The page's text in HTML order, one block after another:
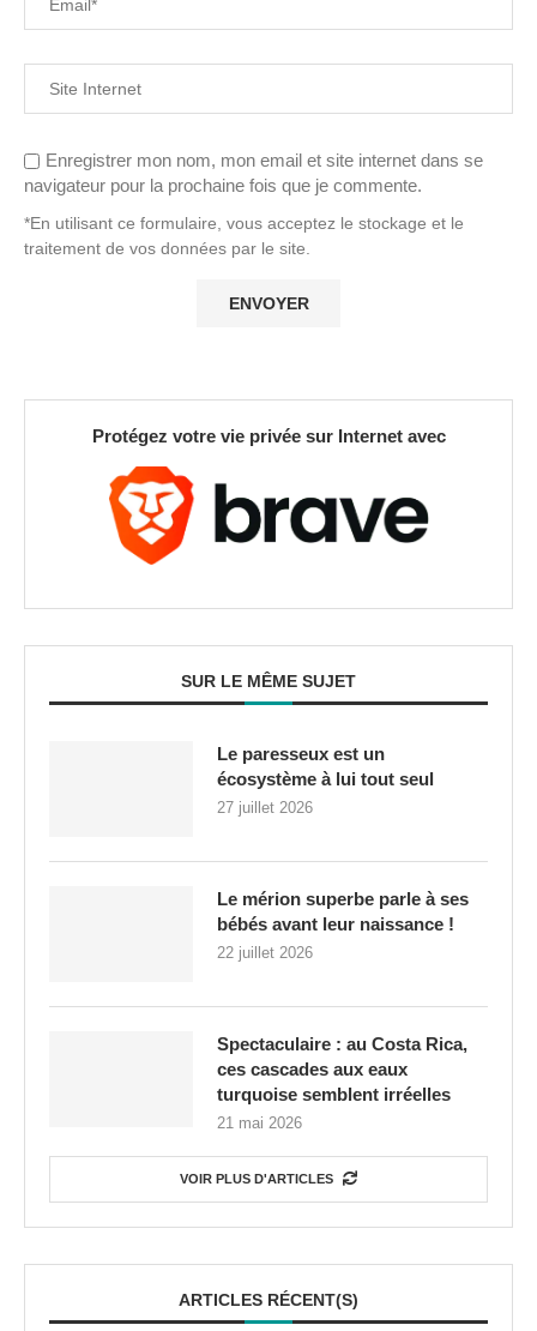
Enregistrer mon nom, mon email et site internet dans se
navigateur pour la prochaine fois que je commente.
*En utilisant ce formulaire, vous acceptez le stockage et le
traitement de vos données par le site.
Protégez votre vie privée sur Internet avec
SUR LE MÊME SUJET
Le paresseux est un
écosystème à lui tout seul
27 juillet 2026
Le mérion superbe parle à ses
bébés avant leur naissance !
22 juillet 2026
Spectaculaire : au Costa Rica,
ces cascades aux eaux
turquoise semblent irréelles
21 mai 2026
VOIR PLUS D'ARTICLES
ARTICLES RÉCENT(S)